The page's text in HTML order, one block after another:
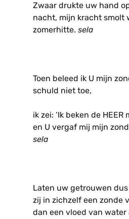
Zwaar drukte uw hand
nacht, mijn kracht smolt
zomerhitte. sela
Toen beleed ik U mijn
schuld niet toe,
ik zei: ‘Ik beken de HEER
en U vergaf mij mijn
sela
Laten uw getrouwen
zij in zichzelf een zonde
dan een vloed van water